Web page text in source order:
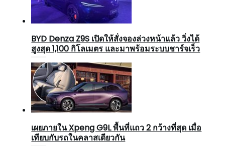
BYD Denza Z9S เปิดให้สั่งจองล่วงหน้าแล้ว วิ่งได้
สูงสุด 1,100 กิโลเมตร และมาพร้อมระบบชาร์จเร็ว
เผยภายใน Xpeng G9L พื้นที่แถว 2 กว้างที่สุด เมื่อ
เทียบกับรถในคลาสเดียวกัน